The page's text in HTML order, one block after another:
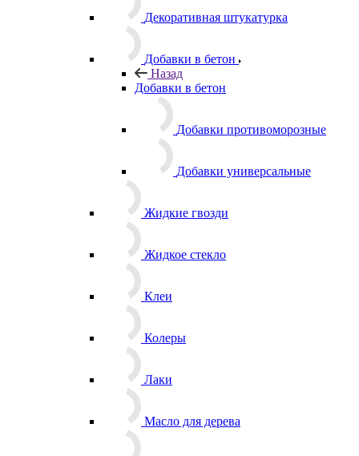
Декоративная штукатурка
Добавки в бетон
Назад
Добавки в бетон
Добавки противоморозные
Добавки универсальные
Жидкие гвозди
Жидкое стекло